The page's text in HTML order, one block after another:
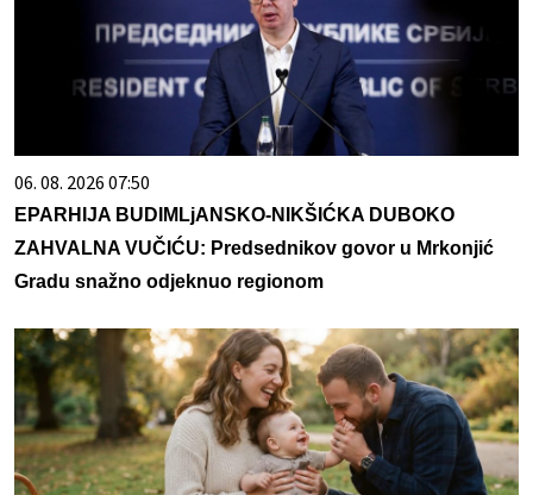
06. 08. 2026 07:50
EPARHIJA BUDIMLjANSKO-NIKŠIĆKA DUBOKO
ZAHVALNA VUČIĆU: Predsednikov govor u Mrkonjić
Gradu snažno odjeknuo regionom